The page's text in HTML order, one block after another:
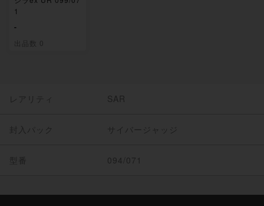
1
-
出品数 0
レアリティ SAR
封入パック サイバージャッジ
型番 094/071